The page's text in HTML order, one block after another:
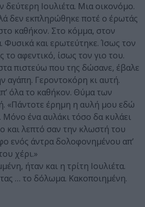
δεύτερη Ιουλιέτα. Μια οικονόμο.
δεν εκπληρώθηκε ποτέ ο έρωτάς
καθήκον. Στο κόμμα, στον
Φυσικά και ερωτεύτηκε. Ίσως τον
αφεντικό, ίσως τον γιο του.
πιστεύω που της δώσανε, έβαλε
αγάπη. Γεροντοκόρη κι αυτή.
όλα το καθήκον. Θύμα των
«Πάντοτε έρημη η αυλή μου εδώ
Μόνο ένα αυλάκι τόσο δα κυλάει
και λεπτό σαν την κλωστή του
ενός άντρα δολοφονημένου απ’
χέρι.»
ήταν και η τρίτη Ιουλιέτα.
… το δόλωμα. Κακοποιημένη.